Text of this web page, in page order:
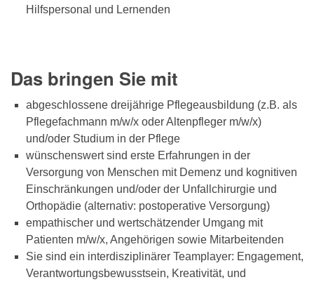
Hilfspersonal und Lernenden
Das bringen Sie mit
abgeschlossene dreijährige Pflegeausbildung (z.B. als
Pflegefachmann m/w/x oder Altenpfleger m/w/x)
und/oder Studium in der Pflege
wünschenswert sind erste Erfahrungen in der
Versorgung von Menschen mit Demenz und kognitiven
Einschränkungen und/oder der Unfallchirurgie und
Orthopädie (alternativ: postoperative Versorgung)
empathischer und wertschätzender Umgang mit
Patienten m/w/x, Angehörigen sowie Mitarbeitenden
Sie sind ein interdisziplinärer Teamplayer: Engagement,
Verantwortungsbewusstsein, Kreativität, und